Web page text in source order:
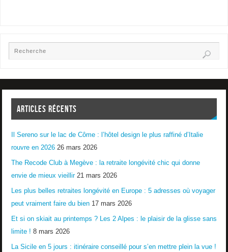
ARTICLES RÉCENTS
Il Sereno sur le lac de Côme : l’hôtel design le plus raffiné d’Italie
rouvre en 2026 26 mars 2026
The Recode Club à Megève : la retraite longévité chic qui donne
envie de mieux vieillir 21 mars 2026
Les plus belles retraites longévité en Europe : 5 adresses où voyager
peut vraiment faire du bien 17 mars 2026
Et si on skiait au printemps ? Les 2 Alpes : le plaisir de la glisse sans
limite ! 8 mars 2026
La Sicile en 5 jours : itinéraire conseillé pour s’en mettre plein la vue !